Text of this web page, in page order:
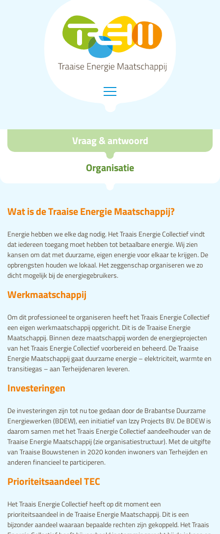
Vraag & antwoord
Organisatie
Wat is de Traaise Energie Maatschappij?
Energie hebben we elke dag nodig. Het Traais Energie Collectief vindt
dat iedereen toegang moet hebben tot betaalbare energie. Wij zien
kansen om dat met duurzame, eigen energie voor elkaar te krijgen. De
opbrengsten houden we lokaal. Het zeggenschap organiseren we zo
dicht mogelijk bij de energiegebruikers.
Werkmaatschappij
Om dit professioneel te organiseren heeft het Traais Energie Collectief
een eigen werkmaatschappij opgericht. Dit is de Traaise Energie
Maatschappij. Binnen deze maatschappij worden de energieprojecten
van het Traais Energie Collectief voorbereid en beheerd. De Traaise
Energie Maatschappij gaat duurzame energie – elektriciteit, warmte en
transitiegas – aan Terheijdenaren leveren.
Investeringen
De investeringen zijn tot nu toe gedaan door de Brabantse Duurzame
Energiewerken (BDEW), een initiatief van Izzy Projects BV. De BDEW is
daarom samen met het Traais Energie Collectief aandeelhouder van de
Traaise Energie Maatschappij (zie organisatiestructuur). Met de uitgifte
van Traaise Bouwstenen in 2020 konden inwoners van Terheijden en
anderen financieel te participeren.
Prioriteitsaandeel TEC
Het Traais Energie Collectief heeft op dit moment een
prioriteitsaandeel in de Traaise Energie Maatschappij. Dit is een
bijzonder aandeel waaraan bepaalde rechten zijn gekoppeld. Het Traais